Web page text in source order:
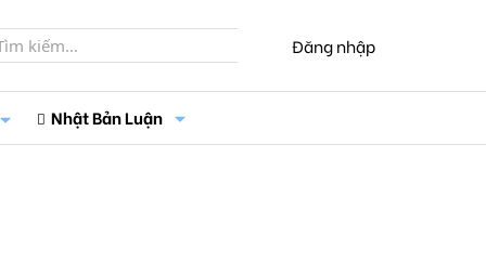
Đăng nhập
Nhật Bản Luận